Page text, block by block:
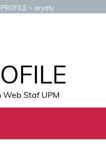
PROFILE aryaty
Web Staf UPM